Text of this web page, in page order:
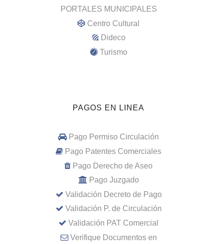
PORTALES MUNICIPALES
Centro Cultural
Dideco
Turismo
PAGOS EN LINEA
Pago Permiso Circulación
Pago Patentes Comerciales
Pago Derecho de Aseo
Pago Juzgado
Validación Decreto de Pago
Validación P. de Circulación
Validación PAT Comercial
Verifique Documentos en